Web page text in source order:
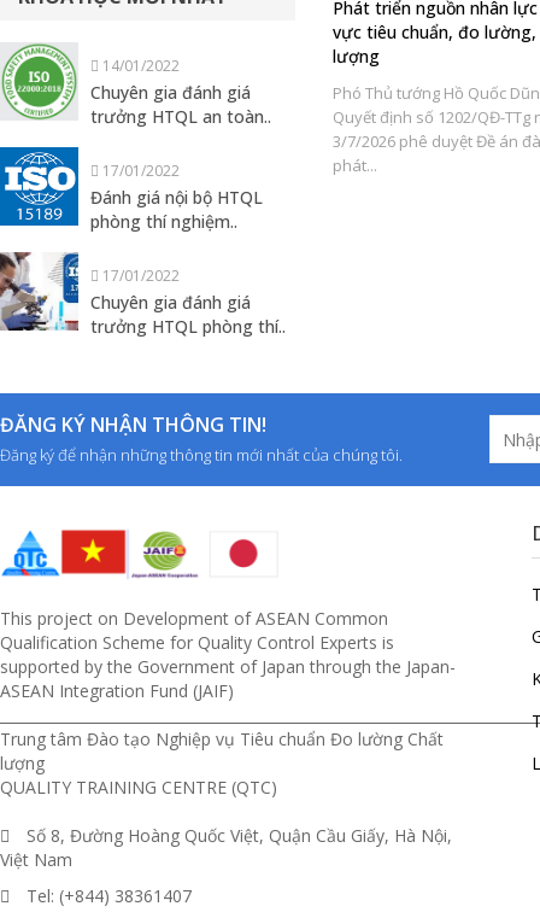
14/01/2022
Chuyên gia đánh giá
trưởng HTQL an toàn..
17/01/2022
Đánh giá nội bộ HTQL
phòng thí nghiệm..
17/01/2022
Chuyên gia đánh giá
trưởng HTQL phòng thí..
Trung tâm Đào tạo nghiệp vụ
thức, đồng hành cùng quản lý
nhà nước và doanh nghiệp
Ngày 12/7/1994, Trung tâm Đào tạo
lượng (QTC) được thành lập trong
bối...
Phát triển nguồn nhân
vực tiêu chuẩn, đo
lượng
Phó Thủ tướng Hồ Quốc
Quyết định số 1202/QĐ-TTg
3/7/2026 phê duyệt Đề án
phát...
ĐĂNG KÝ NHẬN THÔNG TIN!
Đăng ký để nhận những thông tin mới nhất của chúng tôi.
This project on Development of ASEAN Common
Qualification Scheme for Quality Control Experts is
supported by the Government of Japan through the Japan-
ASEAN Integration Fund (JAIF)
Trung tâm Đào tạo Nghiệp vụ Tiêu chuẩn Đo lường Chất
lượng
QUALITY TRAINING CENTRE (QTC)
Số 8, Đường Hoàng Quốc Việt, Quận Cầu Giấy, Hà Nội,
Việt Nam
Tel: (+844) 38361407